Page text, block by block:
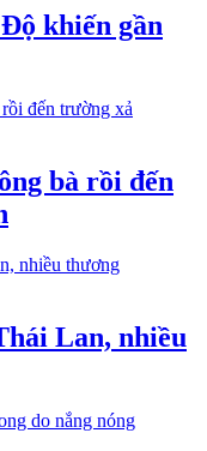
khiến gần
bà rồi đến
Lan, nhiều